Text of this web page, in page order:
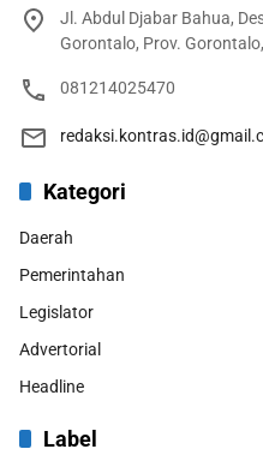
Jl. Abdul Djabar Bahua,
Gorontalo, Prov.
081214025470
Kategori
Daerah
Pemerintahan
Legislator
Advertorial
Headline
Label